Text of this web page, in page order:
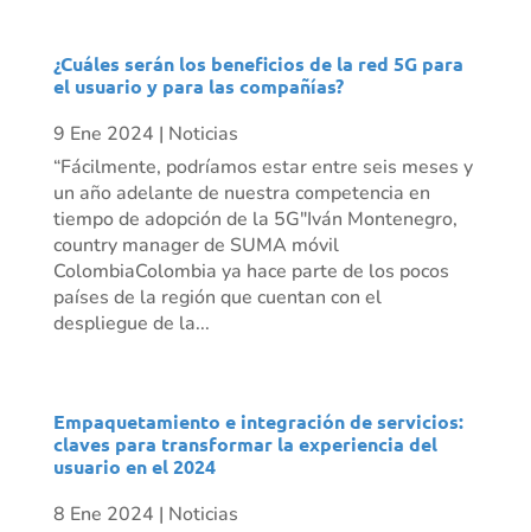
¿Cuáles serán los beneficios de la red 5G para
el usuario y para las compañías?
9 Ene 2024 | Noticias
“Fácilmente, podríamos estar entre seis meses y
un año adelante de nuestra competencia en
tiempo de adopción de la 5G"Iván Montenegro,
country manager de SUMA móvil
ColombiaColombia ya hace parte de los pocos
países de la región que cuentan con el
despliegue de la...
Empaquetamiento e integración de servicios:
claves para transformar la experiencia del
usuario en el 2024
8 Ene 2024 | Noticias